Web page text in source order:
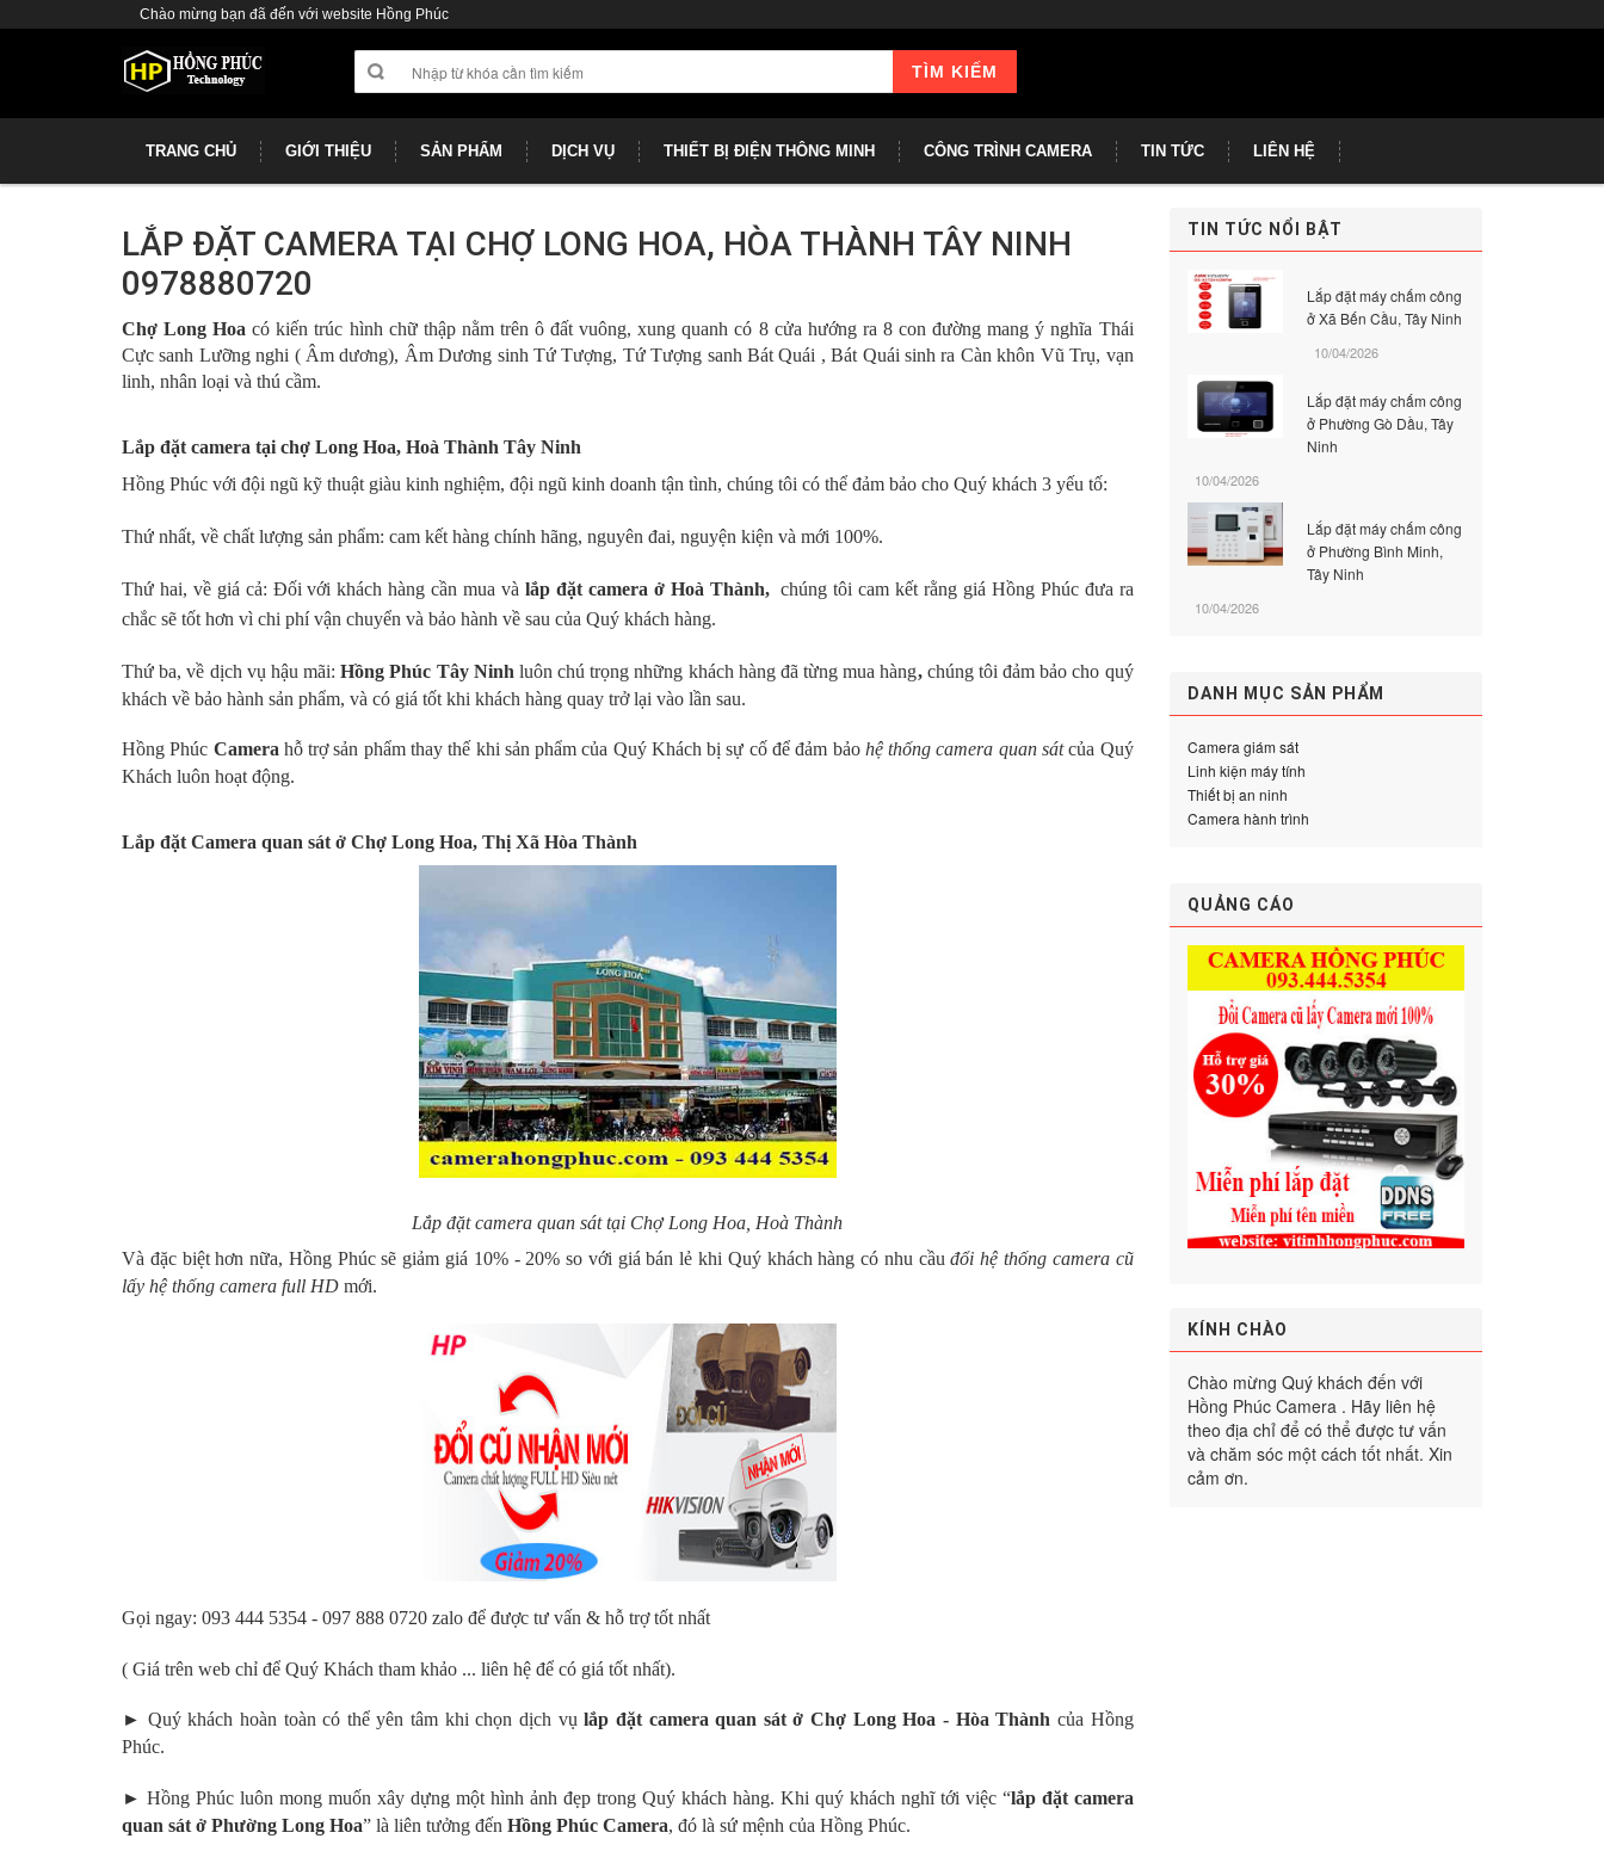
Chào mừng bạn đã đến với website Hồng Phúc
TÌM KIẾM
TRANG CHỦ GIỚI THIỆU SẢN PHẨM DỊCH VỤ THIẾT BỊ ĐIỆN THÔNG MINH CÔNG TRÌNH CAMERA TIN TỨC LIÊN HỆ
LẮP ĐẶT CAMERA TẠI CHỢ LONG HOA, HÒA THÀNH TÂY NINH
0978880720
Chợ Long Hoa có kiến trúc hình chữ thập nằm trên ô đất vuông, xung quanh có 8 cửa hướng ra 8 con đường mang ý nghĩa Thái
Cực sanh Lưỡng nghi ( Âm dương), Âm Dương sinh Tứ Tượng, Tứ Tượng sanh Bát Quái , Bát Quái sinh ra Càn khôn Vũ Trụ, vạn
linh, nhân loại và thú cầm.
Lắp đặt camera tại chợ Long Hoa, Hoà Thành Tây Ninh
Hồng Phúc với đội ngũ kỹ thuật giàu kinh nghiệm, đội ngũ kinh doanh tận tình, chúng tôi có thể đảm bảo cho Quý khách 3 yếu tố:
Thứ nhất, về chất lượng sản phẩm: cam kết hàng chính hãng, nguyên đai, nguyện kiện và mới 100%.
Thứ hai, về giá cả: Đối với khách hàng cần mua và lắp đặt camera ở Hoà Thành, chúng tôi cam kết rằng giá Hồng Phúc đưa ra
chắc sẽ tốt hơn vì chi phí vận chuyển và bảo hành về sau của Quý khách hàng.
Thứ ba, về dịch vụ hậu mãi:Hồng Phúc Tây Ninh luôn chú trọng những khách hàng đã từng mua hàng, chúng tôi đảm bảo cho quý
khách về bảo hành sản phẩm, và có giá tốt khi khách hàng quay trở lại vào lần sau.
Hồng Phúc Camera hỗ trợ sản phẩm thay thế khi sản phẩm của Quý Khách bị sự cố để đảm bảo hệ thống camera quan sátcủa Quý
Khách luôn hoạt động.
Lắp đặt Camera quan sát ở Chợ Long Hoa, Thị Xã Hòa Thành
Lắp đặt camera quan sát tại Chợ Long Hoa, Hoà Thành
Và đặc biệt hơn nữa, Hồng Phúc sẽ giảm giá 10% - 20% so với giá bán lẻ khi Quý khách hàng có nhu cầuđổi hệ thống camera cũ
lấy hệ thống camera full HD mới.
Gọi ngay: 093 444 5354 - 097 888 0720 zalo để được tư vấn & hỗ trợ tốt nhất
( Giá trên web chỉ để Quý Khách tham khảo ... liên hệ để có giá tốt nhất).
► Quý khách hoàn toàn có thể yên tâm khi chọn dịch vụlắp đặt camera quan sát ở Chợ Long Hoa - Hòa Thành của Hồng
Phúc.
► Hồng Phúc luôn mong muốn xây dựng một hình ảnh đẹp trong Quý khách hàng. Khi quý khách nghĩ tới việc “lắp đặt camera
quan sát ở Phường Long Hoa” là liên tưởng đến Hồng Phúc Camera, đó là sứ mệnh của Hồng Phúc.
TIN TỨC NỔI BẬT
Lắp đặt máy chấm công
ở Xã Bến Cầu, Tây Ninh
10/04/2026
Lắp đặt máy chấm công
ở Phường Gò Dầu, Tây
Ninh
10/04/2026
Lắp đặt máy chấm công
ở Phường Bình Minh,
Tây Ninh
10/04/2026
DANH MỤC SẢN PHẨM
Camera giám sát
Linh kiện máy tính
Thiết bị an ninh
Camera hành trình
QUẢNG CÁO
KÍNH CHÀO
Chào mừng Quý khách đến với
Hồng Phúc Camera . Hãy liên hệ
theo địa chỉ để có thể được tư vấn
và chăm sóc một cách tốt nhất. Xin
cảm ơn.